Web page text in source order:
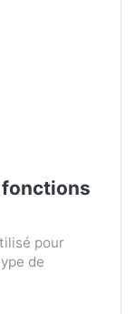
fonctions
pour
de